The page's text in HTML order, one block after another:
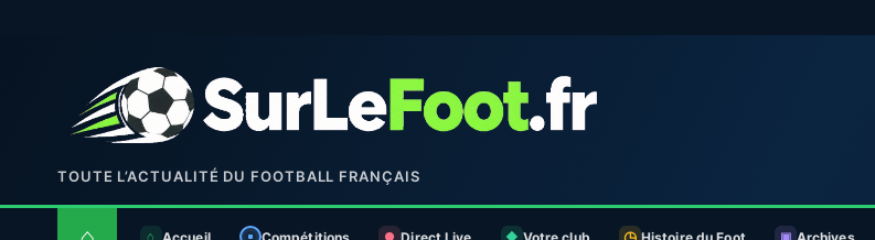
TOUTE L’ACTUALITÉ DU FOOTBALL FRANÇAIS